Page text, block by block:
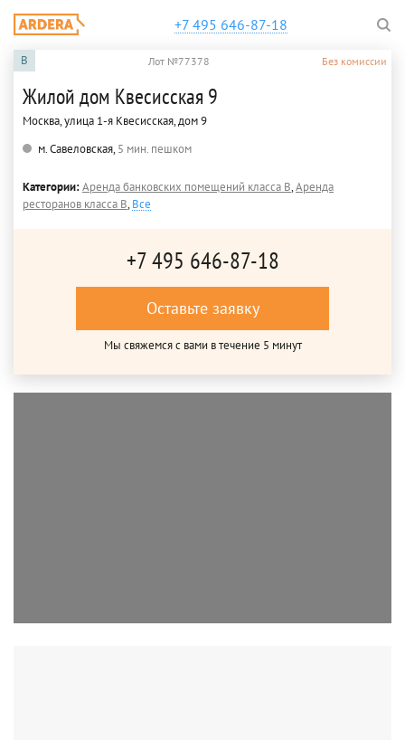
+7 495 646-87-18
B Лот №77378 Без комиссии
Жилой дом Квесисская 9
Москва, улица 1-я Квесисская, дом 9
м. Савеловская,5 мин. пешком
Категории:Аренда банковских помещений класса B,Аренда
ресторанов класса B,Все
+7 495 646-87-18
Оставьте заявку
Мы свяжемся с вами в течение 5 минут